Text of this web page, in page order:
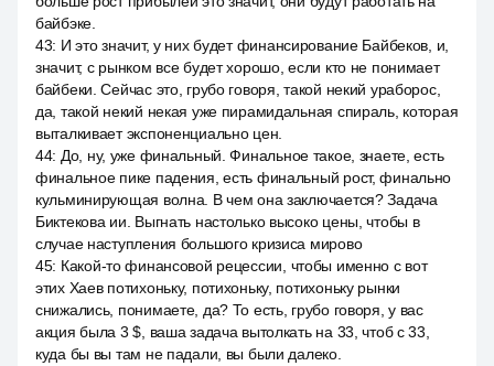
байбэке.
43: И это значит, у них будет финансирование Байбеков, и,
значит, с рынком все будет хорошо, если кто не понимает
байбеки. Сейчас это, грубо говоря, такой некий ураборос,
да, такой некий некая уже пирамидальная спираль, которая
выталкивает экспоненциально цен.
44: До, ну, уже финальный. Финальное такое, знаете, есть
финальное пике падения, есть финальный рост, финально
кульминирующая волна. В чем она заключается? Задача
Биктекова ии. Выгнать настолько высоко цены, чтобы в
случае наступления большого кризиса мирово
45: Какой-то финансовой рецессии, чтобы именно с вот
этих Хаев потихоньку, потихоньку, потихоньку рынки
снижались, понимаете, да? То есть, грубо говоря, у вас
акция была 3 $, ваша задача вытолкать на 33, чтоб с 33,
куда бы вы там не падали, вы были далеко.